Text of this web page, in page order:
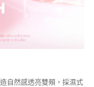
自然感透亮雙頰，採濕式